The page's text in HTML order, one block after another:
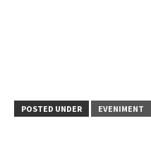
POSTED UNDER EVENIMENT